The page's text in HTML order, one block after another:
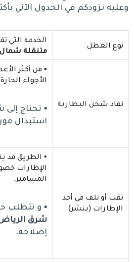
وعليه نزودكم في الجدول الآتي
نوع العطل
الخدمة التي
متنقلة
نفاد شحن البطارية
▪️ من أكثر
الأجواء
▪️ تحتاج
استبدال
ثقب أو تلف في أحد
الإطارات (بنشر)
▪️ الطريق قد
الإطارات
المسامير.
▪️ و تتطلب
شرق
إصلاحه.